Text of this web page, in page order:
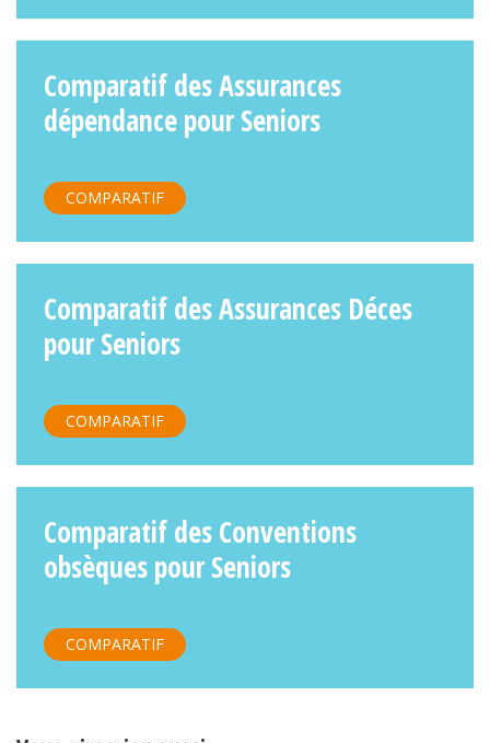
Comparatif des Assurances
dépendance pour Seniors
COMPARATIF
Comparatif des Assurances Déces
pour Seniors
COMPARATIF
Comparatif des Conventions
obsèques pour Seniors
COMPARATIF